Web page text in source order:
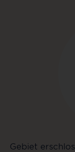
Gebiet